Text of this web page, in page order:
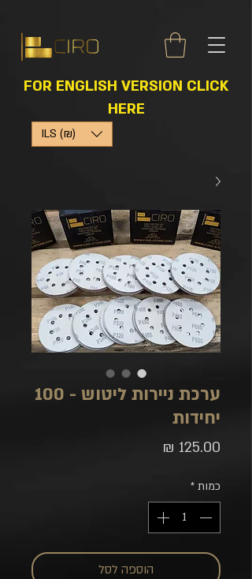
FOR ENGLISH VERSION CLICK
HERE
ILS (₪)
ערכת ניירות ליטוש - 100
יחידות
כמות *
הוספה לסל